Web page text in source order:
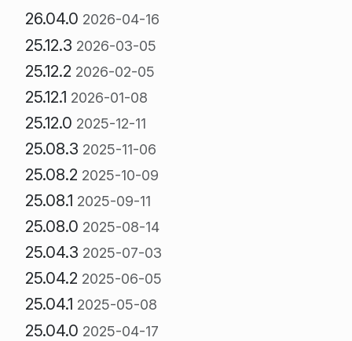
26.04.0 2026-04-16
25.12.3 2026-03-05
25.12.2 2026-02-05
25.12.1 2026-01-08
25.12.0 2025-12-11
25.08.3 2025-11-06
25.08.2 2025-10-09
25.08.1 2025-09-11
25.08.0 2025-08-14
25.04.3 2025-07-03
25.04.2 2025-06-05
25.04.1 2025-05-08
25.04.0 2025-04-17